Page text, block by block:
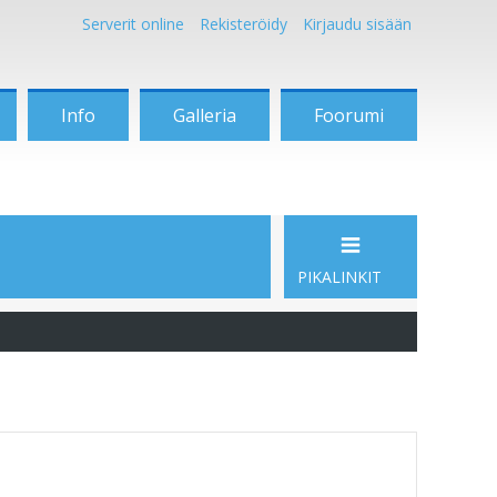
Serverit online Rekisteröidy Kirjaudu sisään
Info Galleria Foorumi
PIKALINKIT